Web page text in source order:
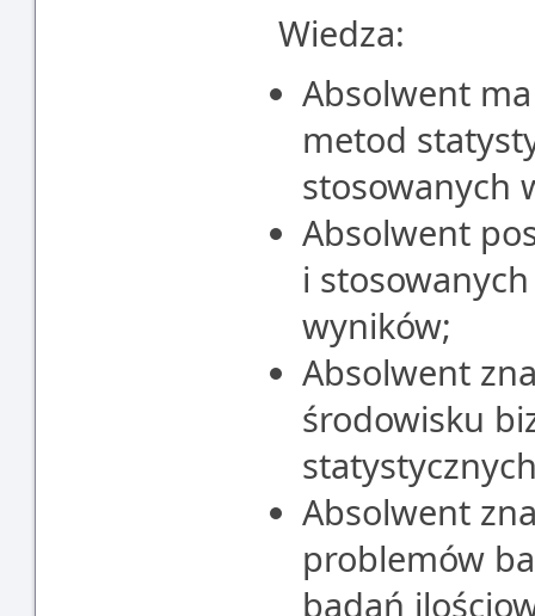
Wiedza:
Absolwent
metod
stosowanych
Absolwent
i
wyników;
Absolwent
środowisku
Absolwent
problemów
badań